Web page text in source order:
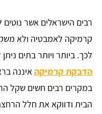
רבים הישראלים אשר נוטים
קרמיקה לאמבטיה ולא
לכך. ביותר ויותר בתים
הדבקת קרמיקהאיננה
במקרים רבים חשים שקל
הבית ודווקא את חלל